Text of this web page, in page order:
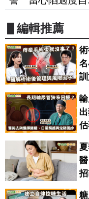
▋編輯推薦